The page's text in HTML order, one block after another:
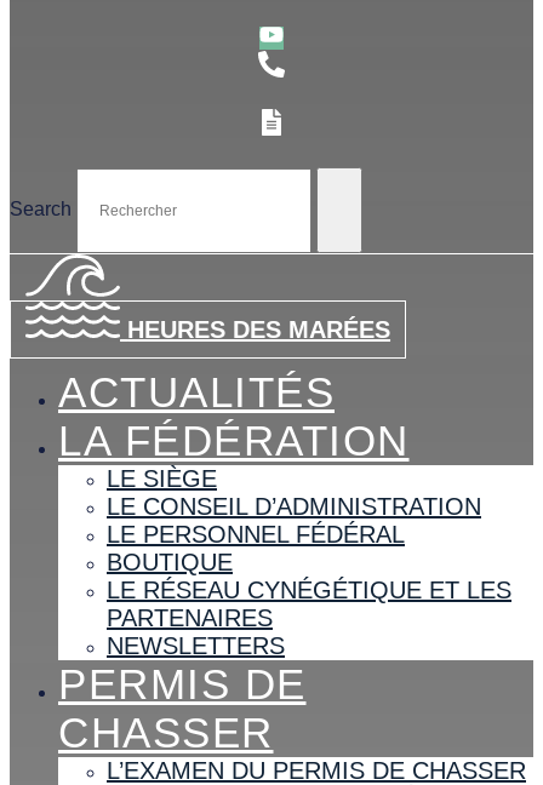
Search
HEURES DES MARÉES
ACTUALITÉS
LA FÉDÉRATION
LE SIÈGE
LE CONSEIL D’ADMINISTRATION
LE PERSONNEL FÉDÉRAL
BOUTIQUE
LE RÉSEAU CYNÉGÉTIQUE ET LES
PARTENAIRES
NEWSLETTERS
PERMIS DE
CHASSER
L’EXAMEN DU PERMIS DE CHASSER